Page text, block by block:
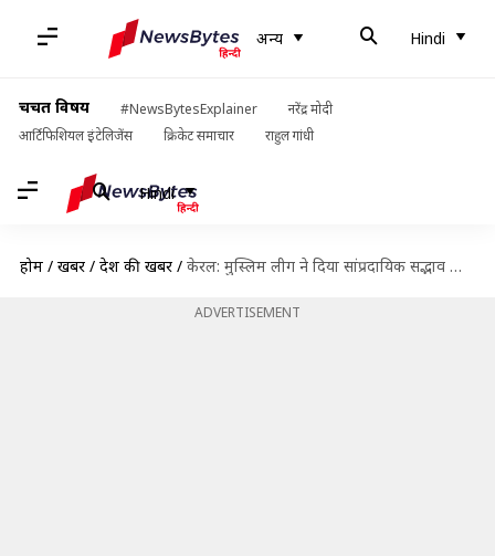
अन्य Hindi
चर्चित विषय #NewsBytesExplainer
नरेंद्र मोदी
आर्टिफिशियल इंटेलिजेंस
क्रिकेट समाचार राहुल गांधी
Hindi
होम / खबरें / देश की खबरें / केरल: मुस्लिम लीग ने दिया सांप्रदायिक सद्भाव का संदेश, अपने खर्च पर हिंदू जोड़े की शादी कराई
ADVERTISEMENT